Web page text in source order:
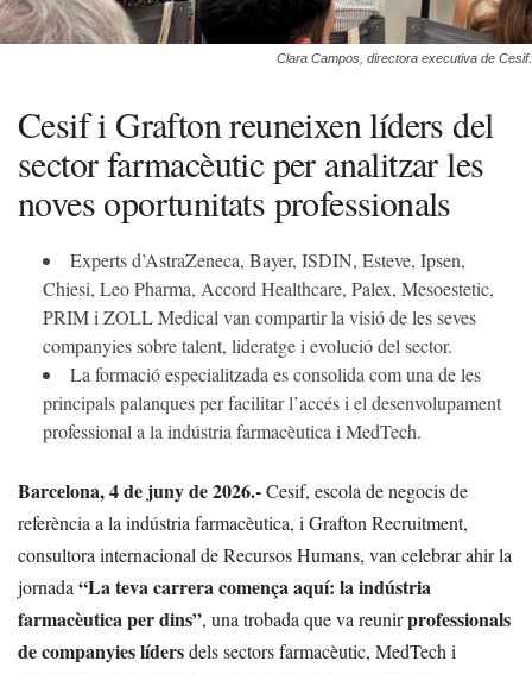
Clara Campos, directora executiva de Cesif.
Cesif i Grafton reuneixen líders del
sector farmacèutic per analitzar les
noves oportunitats professionals
Experts d’AstraZeneca, Bayer, ISDIN, Esteve, Ipsen,
Chiesi, Leo Pharma, Accord Healthcare, Palex, Mesoestetic,
PRIM i ZOLL Medical van compartir la visió de les seves
companyies sobre talent, lideratge i evolució del sector.
La formació especialitzada es consolida com una de les
principals palanques per facilitar l’accés i el desenvolupament
professional a la indústria farmacèutica i MedTech.
Barcelona, 4 de juny de 2026.-Cesif, escola de negocis de
referència a la indústria farmacèutica, i Grafton Recruitment,
consultora internacional de Recursos Humans, van celebrar ahir la
jornada“La teva carrera comença aquí: la indústria
farmacèutica per dins”, una trobada que va reunirprofessionals
de companyies lídersdels sectors farmacèutic, MedTech i